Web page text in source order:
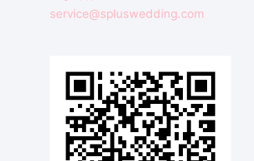
service@spluswedding.com